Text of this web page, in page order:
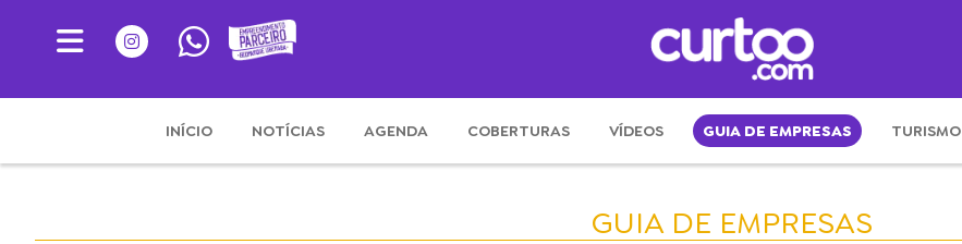
INÍCIO NOTÍCIAS AGENDA COBERTURAS VÍDEOS GUIA DE EMPRESAS TURISMO
GUIA DE EMPRESAS